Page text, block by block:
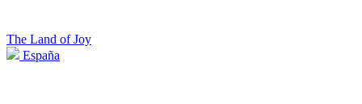
The Land of Joy
España